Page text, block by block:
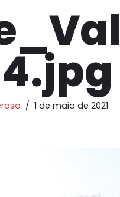
1 de maio de 2021